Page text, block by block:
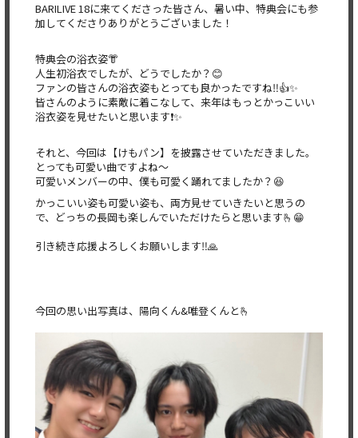
BARILIVE 18に来てくださった皆さん、暑い中、特典会にも参
加してくださりありがとうございました！
特典会の浴衣姿👘
人生初浴衣でしたが、どうでしたか？😊
ファンの皆さんの浴衣姿もとっても良かったですね‼️👍✨
皆さんのように素敵に着こなして、来年はもっとかっこいい
浴衣姿を見せたいと思います❗️✨
それと、今回は【けもパン】を披露させていただきました。
とっても可愛い曲ですよね〜
可愛いメンバーの中、僕も可愛く踊れてましたか？😆
かっこいい姿も可愛い姿も、両方見せていきたいと思うの
で、どっちの長岡も楽しんでいただけたらと思います🫰😁
引き続き応援よろしくお願いします‼️🙏
今回の思い出写真は、陽向くん&唯登くんと🫰